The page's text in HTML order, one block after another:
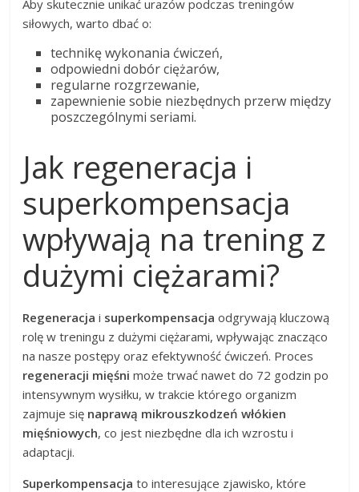
Aby skutecznie unikać urazów podczas treningów
siłowych, warto dbać o:
technikę wykonania ćwiczeń,
odpowiedni dobór ciężarów,
regularne rozgrzewanie,
zapewnienie sobie niezbędnych przerw między
poszczególnymi seriami.
Jak regeneracja i
superkompensacja
wpływają na trening z
dużymi ciężarami?
Regeneracja i superkompensacja odgrywają kluczową
rolę w treningu z dużymi ciężarami, wpływając znacząco
na nasze postępy oraz efektywność ćwiczeń. Proces
regeneracji mięśni może trwać nawet do 72 godzin po
intensywnym wysiłku, w trakcie którego organizm
zajmuje się naprawą mikrouszkodzeń włókien
mięśniowych, co jest niezbędne dla ich wzrostu i
adaptacji.
Superkompensacja to interesujące zjawisko, które